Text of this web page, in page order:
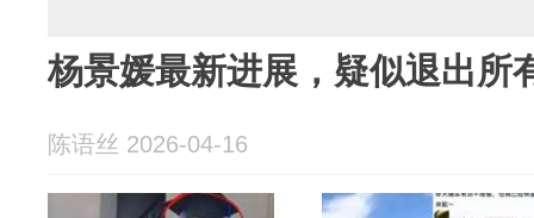
杨景媛最新进展，疑似退出所
陈语丝 2026-04-16